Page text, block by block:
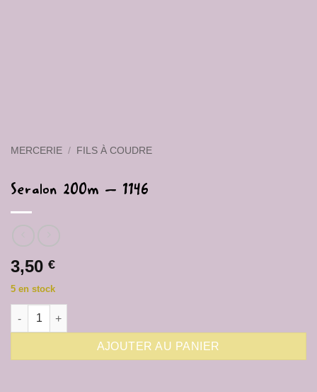
MERCERIE / FILS À COUDRE
Seralon 200m – 1146
3,50 €
5 en stock
quantité de Seralon 200m - 1146
AJOUTER AU PANIER